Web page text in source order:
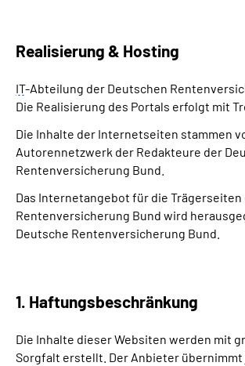
Realisierung & Hosting
IT-Abteilung der Deutschen
Die Realisierung des Portals erfolgt mit
Die Inhalte der Internetseiten stammen
Autorennetzwerk der Redakteure der
Rentenversicherung Bund.
Das Internetangebot für die Trägerseiten
Rentenversicherung Bund wird
Deutsche Rentenversicherung Bund.
1. Haftungsbeschränkung
Die Inhalte dieser Websiten werden mit
Sorgfalt erstellt. Der Anbieter übernimmt